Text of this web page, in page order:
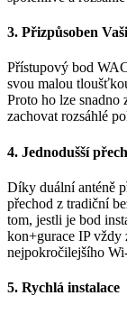
3. Přizpůsoben
Přístupový bod
svou malou
Proto ho lze snadno
zachovat rozsáhlé
4. Jednodušší
Díky duální anténě
přechod z tradiční
tom, jestli je bod
kon+gurace IP vždy
nejpokročilejšího
5. Rychlá instalace